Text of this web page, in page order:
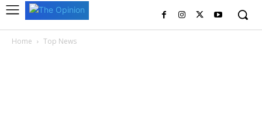
Home Top News